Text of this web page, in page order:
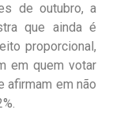
de outubro, a
que ainda é
proporcional,
em quem votar
afirmam em não